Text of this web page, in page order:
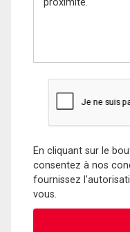
En cliquant sur le
consentez à nos
fournissez
vous.